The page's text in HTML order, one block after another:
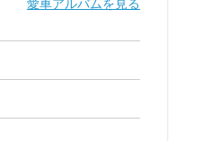
愛車アルバムを見る